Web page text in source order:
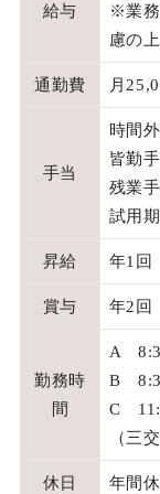
給与
※業
慮の
通勤費 月
手当
時間
皆勤
残業
試用
昇給 年1回
賞与 年2回
勤務時
間
A
B
C
（三
休日 年間